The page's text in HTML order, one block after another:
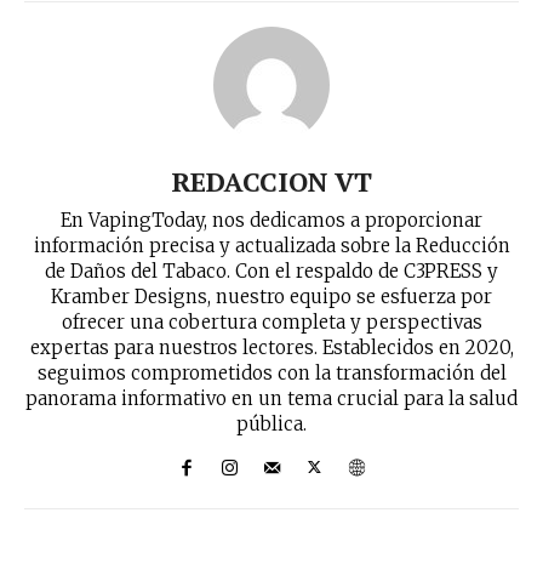
REDACCION VT
En VapingToday, nos dedicamos a proporcionar
información precisa y actualizada sobre la Reducción
de Daños del Tabaco. Con el respaldo de C3PRESS y
Kramber Designs, nuestro equipo se esfuerza por
ofrecer una cobertura completa y perspectivas
expertas para nuestros lectores. Establecidos en 2020,
seguimos comprometidos con la transformación del
panorama informativo en un tema crucial para la salud
pública.